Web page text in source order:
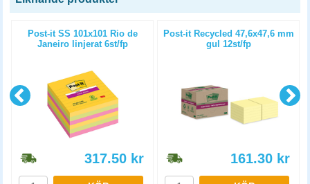
Post-it SS 101x101 Rio de
Janeiro linjerat 6st/fp
317.50 kr
Post-it Recycled 47,6x47,6 mm
gul 12st/fp
161.30 kr